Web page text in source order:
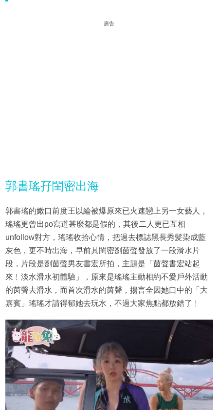
廣告
郭書瑤孖閨密出海
郭書瑤的嫩口前度王以綸被爆原來已火速戀上另一女藝人，
瑤瑤更曾出po寫道甚麼都是假的，其後二人更已互相
unfollow對方，瑤瑤收拾心情，把過去標誌黑長秀髪染成藍
灰色，更不時出海，早前其閨密劉茵聲發放了一段滑水片
段，片段是劉茵聲男友書宏所拍，主題是「茵聲書宏站起
來﹗淡水滑水初體驗」，原來是瑤瑤主動相約不愛戶外活動
的茵聲去滑水，而首次滑水的茵聲，揚言全因她口中的「大
嘉賓」瑤瑤才請得郁她去玩水，不過大家焦點都放錯了﹗